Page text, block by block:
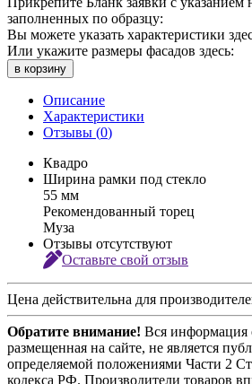
заполненных по образцу:
Вы можете указать характеристики
Или укажите размеры фасадов здесь:
в корзину
Описание
Характеристики
Отзывы (0)
Квадро
Ширина рамки под стекло
55 мм
Рекомендованный торец
Муза
Отзывы отсутствуют
Оставьте свой отзыв
Цена действительна для
Обратите внимание! Вся информация
размещенная на сайте, не является
определяемой положениями Части 2
кодекса РФ. Производители товаров